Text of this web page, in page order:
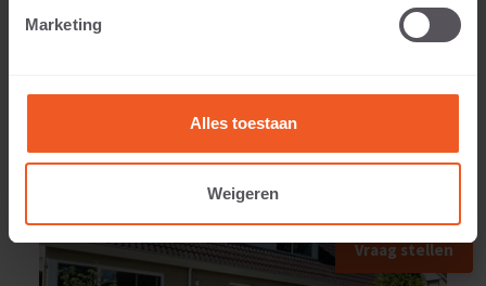
Marketing
Alles toestaan
Weigeren
TOEGEPAST IN
Vraag stellen